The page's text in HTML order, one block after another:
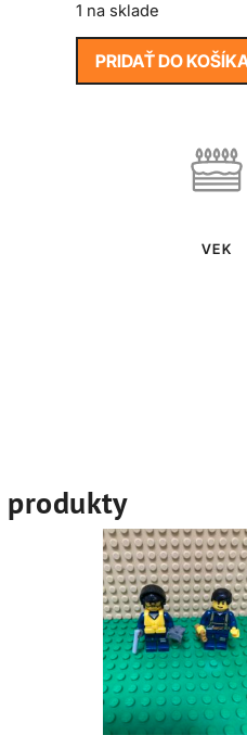
1 na sklade
PRIDAŤ DO
VEK
produkty